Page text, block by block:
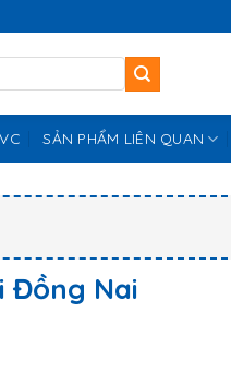
SẢN PHẨM LIÊN QUAN
Đồng Nai